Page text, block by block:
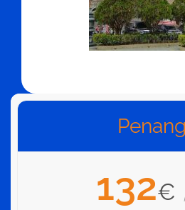
132€